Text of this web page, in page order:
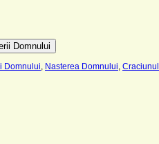
Domnului
Domnului Nasterea Domnului Craciunul